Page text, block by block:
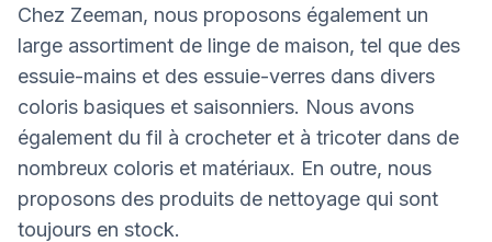
Chez Zeeman, nous proposons également un
large assortiment de linge de maison, tel que des
essuie-mains et des essuie-verres dans divers
coloris basiques et saisonniers. Nous avons
également du fil à crocheter et à tricoter dans de
nombreux coloris et matériaux. En outre, nous
proposons des produits de nettoyage qui sont
toujours en stock.